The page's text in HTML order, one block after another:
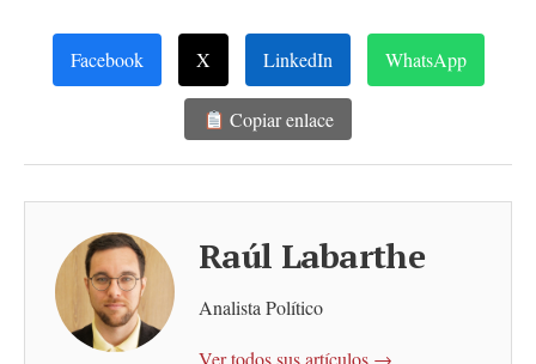
Facebook X LinkedIn WhatsApp
Copiar enlace
Raúl Labarthe
Analista Político
Ver todos sus artículos →